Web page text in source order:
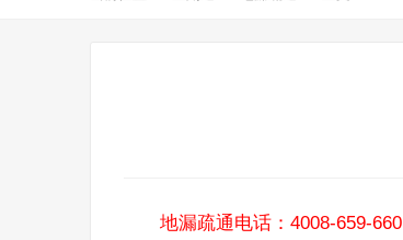
地漏疏通电话：4008-659-660